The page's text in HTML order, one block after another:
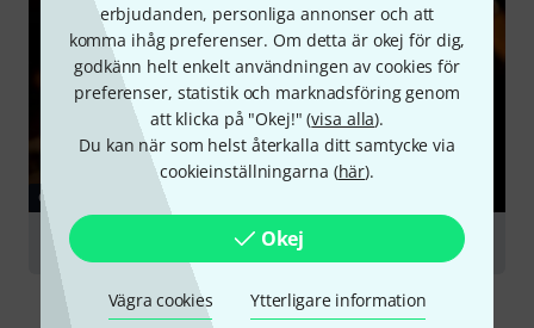
erbjudanden, personliga annonser och att
komma ihåg preferenser. Om detta är okej för dig,
godkänn helt enkelt användningen av cookies för
preferenser, statistik och marknadsföring genom
att klicka på "Okej!" (visa alla).
Du kan när som helst återkalla ditt samtycke via
cookieinställningarna (här).
Okej
Vägra cookies Ytterligare information
GUIDE
Bass Guitars